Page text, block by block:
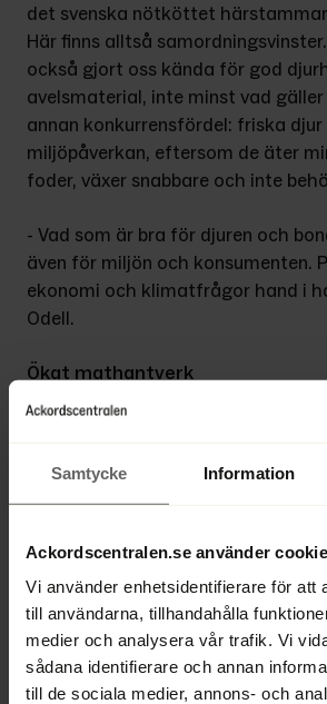
Samtycke Information
Ackordscentralen.se använder
Vi använder enhetsidentifierare för att
till användarna, tillhandahålla
medier och analysera vår trafik. Vi
sådana identifierare och annan
till de sociala medier, annons- och
det svenska nötköttet
Här finns alltså
också gjort oss kända för god
avelsmaterial, inte minst vad gäller
annan konkurrensfördel: friska
miljöpåverkan, eftersom de äter
foder, växer snabbare och inte
- Vad som är bra för djuren och
även för miljön och konsumenten.
ekonomi och klimatfrågor hand i
Odell.
Ökat mathantverk
Magnus Därth på Kött- &
med om att hållbarhet och
minskar i Sverige är kött
varukategori i butikerna.
men från en låg nivå. Vi ser också
konsumenterna ställer allt högre
produkter, både kvalitets- och
har blivit en identitetsskapande